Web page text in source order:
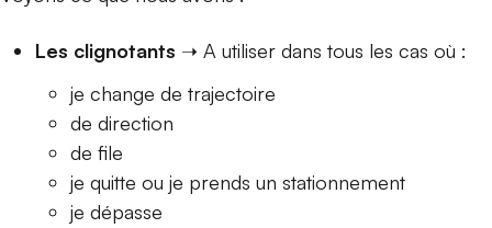
Les clignotants ➝ A utiliser dans tous les cas où :
je change de trajectoire
de direction
de file
je quitte ou je prends un stationnement
je dépasse